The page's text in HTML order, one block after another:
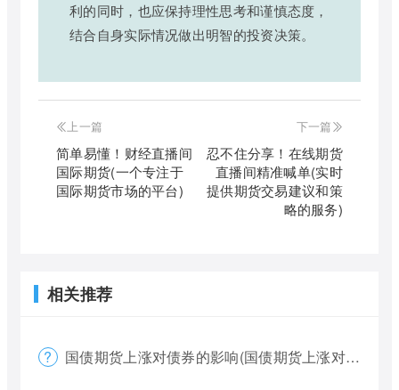
利的同时，也应保持理性思考和谨慎态度，
结合自身实际情况做出明智的投资决策。
上一篇
简单易懂！财经直播间
国际期货(一个专注于
国际期货市场的平台)
下一篇
忍不住分享！在线期货
直播间精准喊单(实时
提供期货交易建议和策
略的服务)
相关推荐
国债期货上涨对债券的影响(国债期货上涨对债券的影响大吗)